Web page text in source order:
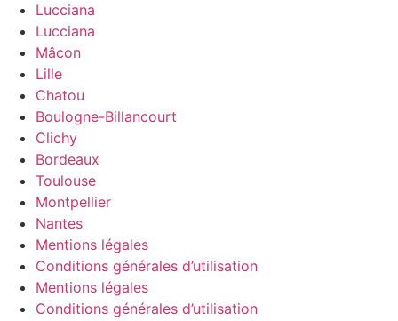
Lucciana
Lucciana
Mâcon
Lille
Chatou
Boulogne-Billancourt
Clichy
Bordeaux
Toulouse
Montpellier
Nantes
Mentions légales
Conditions générales d’utilisation
Mentions légales
Conditions générales d’utilisation